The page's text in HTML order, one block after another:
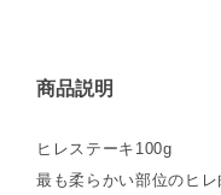
商品説明
ヒレステーキ100g
最も柔らかい部位のヒ